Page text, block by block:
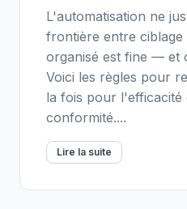
L'automatisation ne
frontière entre ciblage
organisé est fine — et
Voici les règles pour
la fois pour l'efficacité
conformité....
Lire la suite